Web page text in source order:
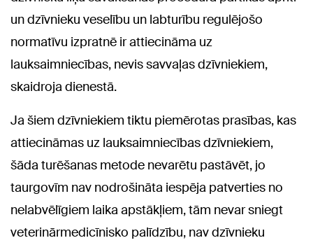
un dzīvnieku veselību un labturību regulējošo
normatīvu izpratnē ir attiecināma uz
lauksaimniecības, nevis savvaļas dzīvniekiem,
skaidroja dienestā.
Ja šiem dzīvniekiem tiktu piemērotas prasības, kas
attiecināmas uz lauksaimniecības dzīvniekiem,
šāda turēšanas metode nevarētu pastāvēt, jo
taurgovīm nav nodrošināta iespēja patverties no
nelabvēlīgiem laika apstākļiem, tām nevar sniegt
veterinārmedicīnisko palīdzību, nav dzīvnieku